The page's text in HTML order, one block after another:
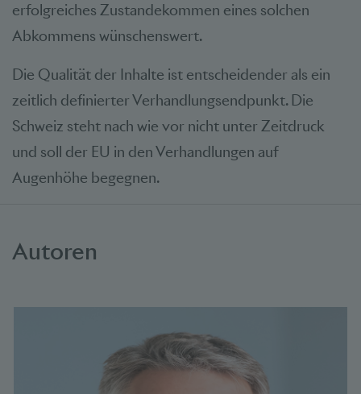
erfolgreiches Zustandekommen eines solchen
Abkommens wünschenswert.
Die Qualität der Inhalte ist entscheidender als ein
zeitlich definierter Verhandlungsendpunkt. Die
Schweiz steht nach wie vor nicht unter Zeitdruck
und soll der EU in den Verhandlungen auf
Augenhöhe begegnen.
Autoren